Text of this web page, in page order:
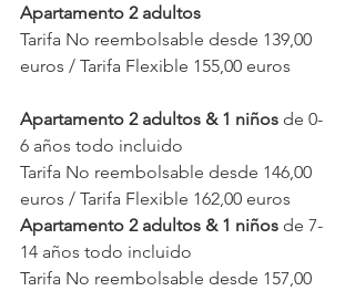
Apartamento 2 adultos
Tarifa No reembolsable desde 139,00
euros / Tarifa Flexible 155,00 euros
Apartamento 2 adultos & 1 niños de 0-
6 años todo incluido
Tarifa No reembolsable desde 146,00
euros / Tarifa Flexible 162,00 euros
Apartamento 2 adultos & 1 niños de 7-
14 años todo incluido
Tarifa No reembolsable desde 157,00